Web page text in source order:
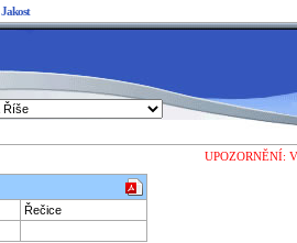
Jakost
UPOZORNĚNÍ:
Řečice